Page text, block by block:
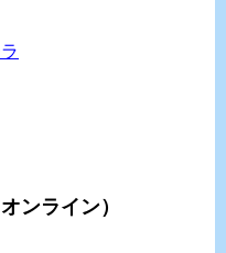
ンライン）